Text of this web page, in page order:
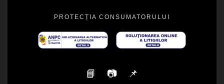
PROTECȚIA CONSUMATORULUI
📘 📷 📌